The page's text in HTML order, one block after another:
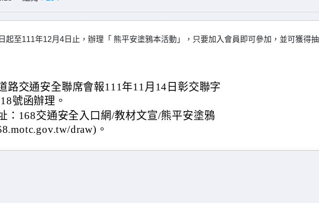
起至111年12月4日止，辦理「 熊平安塗鴉本活動」，只要加入會員即可參加，並可獲得抽
路交通安全聯席會報111年11月14日彰交聯字
號函辦理。
：168交通安全入口網/教材文宣/熊平安塗鴉
draw)。